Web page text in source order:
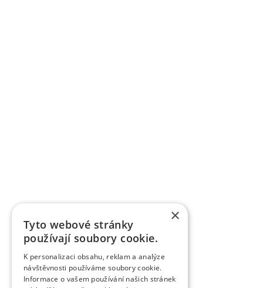
×
Tyto webové stránky
používají soubory cookie.
K personalizaci obsahu, reklam a analýze
návštěvnosti používáme soubory cookie.
Informace o vašem používání našich stránek